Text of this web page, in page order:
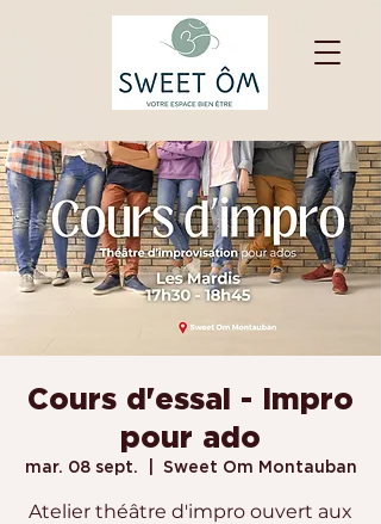
Cours d'essai - Impro
pour ado
mar. 08 sept. Sweet Om Montauban
Atelier théâtre d'impro ouvert aux